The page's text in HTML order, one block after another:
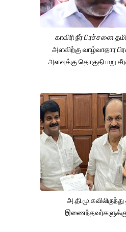
காவிரி நீர் பிரச்சனை
அளவிற்கு வாழ்வாதார
அளவுக்கு தொகுதி மறு
இணைந்தவர்களுக்கு